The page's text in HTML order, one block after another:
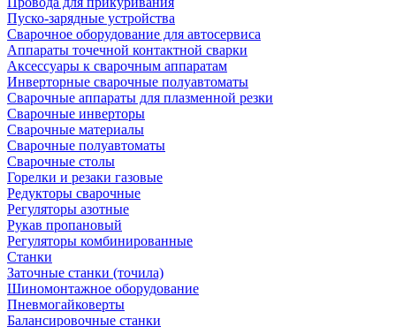
Пуско-зарядные устройства
Сварочное оборудование для автосервиса
Аппараты точечной контактной сварки
Аксессуары к сварочным аппаратам
Инверторные сварочные полуавтоматы
Сварочные аппараты для плазменной резки
Сварочные инверторы
Сварочные материалы
Сварочные полуавтоматы
Сварочные столы
Горелки и резаки газовые
Редукторы сварочные
Регуляторы азотные
Рукав пропановый
Регуляторы комбинированные
Станки
Заточные станки (точила)
Шиномонтажное оборудование
Пневмогайковерты
Балансировочные станки